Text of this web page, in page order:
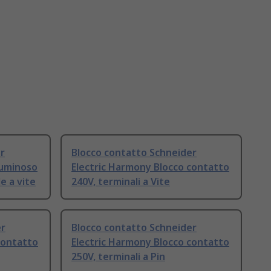
a vite
Blocco contatto Schneider
Electric Harmony Blocco contatto
240V, terminali a Vite
Blocco contatto Schneider
Electric Harmony Blocco contatto
250V, terminali a Pin